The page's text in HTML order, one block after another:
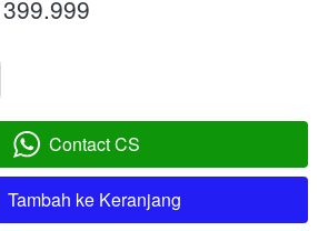
` Contact CS
Tambah ke Keranjang